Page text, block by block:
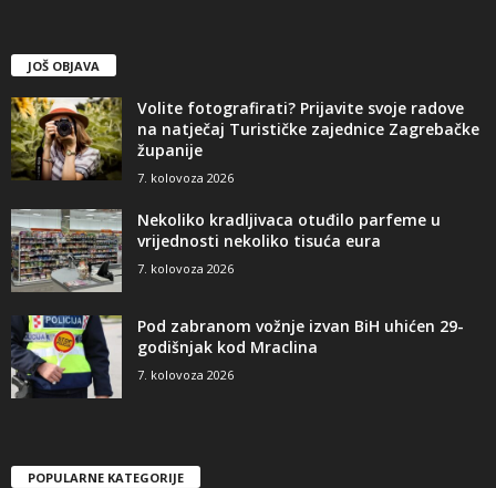
JOŠ OBJAVA
Volite fotografirati? Prijavite svoje radove
na natječaj Turističke zajednice Zagrebačke
županije
7. kolovoza 2026
Nekoliko kradljivaca otuđilo parfeme u
vrijednosti nekoliko tisuća eura
7. kolovoza 2026
Pod zabranom vožnje izvan BiH uhićen 29-
godišnjak kod Mraclina
7. kolovoza 2026
POPULARNE KATEGORIJE